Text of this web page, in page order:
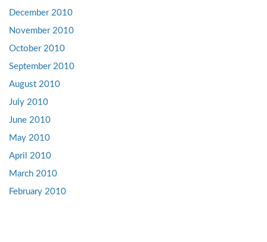
December 2010
November 2010
October 2010
September 2010
August 2010
July 2010
June 2010
May 2010
April 2010
March 2010
February 2010